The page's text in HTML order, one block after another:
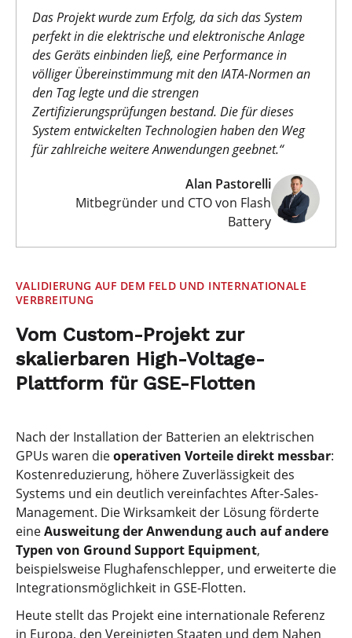
Das Projekt wurde zum Erfolg, da sich das System
perfekt in die elektrische und elektronische Anlage
des Geräts einbinden ließ, eine Performance in
völliger Übereinstimmung mit den IATA-Normen an
den Tag legte und die strengen
Zertifizierungsprüfungen bestand. Die für dieses
System entwickelten Technologien haben den Weg
für zahlreiche weitere Anwendungen geebnet.“
Alan Pastorelli
Mitbegründer und CTO von Flash
Battery
VALIDIERUNG AUF DEM FELD UND INTERNATIONALE
VERBREITUNG
Vom Custom-Projekt zur
skalierbaren High-Voltage-
Plattform für GSE-Flotten
Nach der Installation der Batterien an elektrischen
GPUs waren dieoperativen Vorteile direkt messbar:
Kostenreduzierung, höhere Zuverlässigkeit des
Systems und ein deutlich vereinfachtes After-Sales-
Management. Die Wirksamkeit der Lösung förderte
eineAusweitung der Anwendung auch auf andere
Typen von Ground Support Equipment,
beispielsweise Flughafenschlepper, und erweiterte die
Integrationsmöglichkeit in GSE-Flotten.
Heute stellt das Projekt eine internationale Referenz
in Europa, den Vereinigten Staaten und dem Nahen